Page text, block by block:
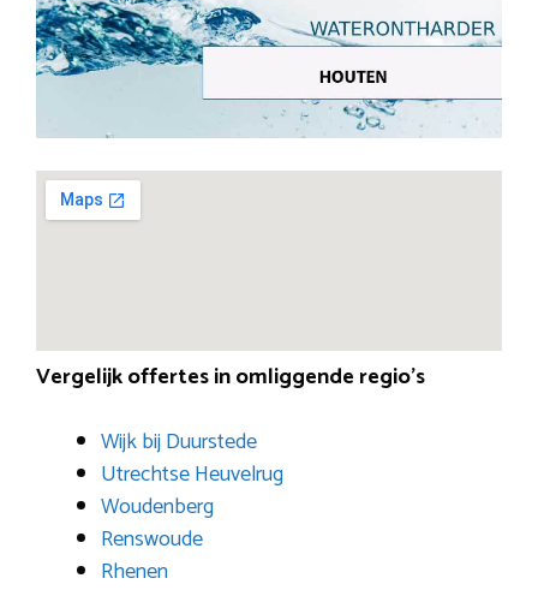
Vergelijk offertes in omliggende regio’s
Wijk bij Duurstede
Utrechtse Heuvelrug
Woudenberg
Renswoude
Rhenen